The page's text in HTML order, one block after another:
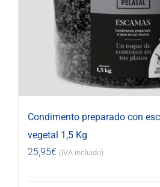
Condimento preparado con
vegetal 1,5 Kg
25,95€ (IVA incluido)